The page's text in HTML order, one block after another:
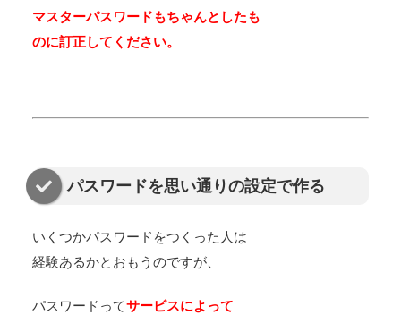
マスターパスワードもちゃんとしたも
のに訂正してください。
パスワードを思い通りの設定で作る
いくつかパスワードをつくった人は
経験あるかとおもうのですが、
パスワードってサービスによって